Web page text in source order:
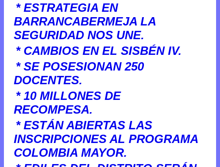
* ESTRATEGIA EN
BARRANCABERMEJA LA
SEGURIDAD NOS UNE.
* CAMBIOS EN EL SISBÉN IV.
* SE POSESIONAN 250
DOCENTES.
* 10 MILLONES DE
RECOMPESA.
* ESTÁN ABIERTAS LAS
INSCRIPCIONES AL PROGRAMA
COLOMBIA MAYOR.